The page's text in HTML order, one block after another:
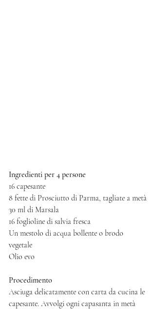
Ingredienti per 4 persone
16 capesante
8 fette di Prosciutto di Parma, tagliate a metà
30 ml di Marsala
16 foglioline di salvia fresca
Un mestolo di acqua bollente o brodo
vegetale
Olio evo
Procedimento
Asciuga delicatamente con carta da cucina le
capesante. Avvolgi ogni capasanta in metà